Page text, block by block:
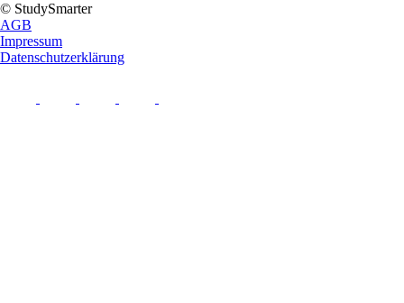
© StudySmarter
AGB
Impressum
Datenschutzerklärung